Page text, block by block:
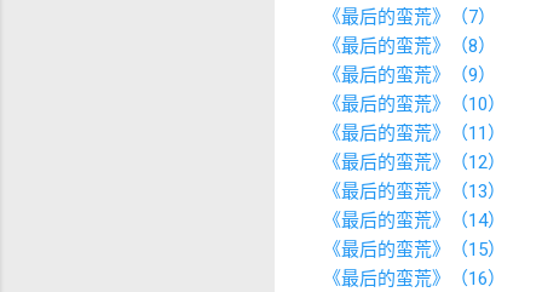
《最后的蛮荒》（7）
《最后的蛮荒》（8）
《最后的蛮荒》（9）
《最后的蛮荒》（10）
《最后的蛮荒》（11）
《最后的蛮荒》（12）
《最后的蛮荒》（13）
《最后的蛮荒》（14）
《最后的蛮荒》（15）
《最后的蛮荒》（16）